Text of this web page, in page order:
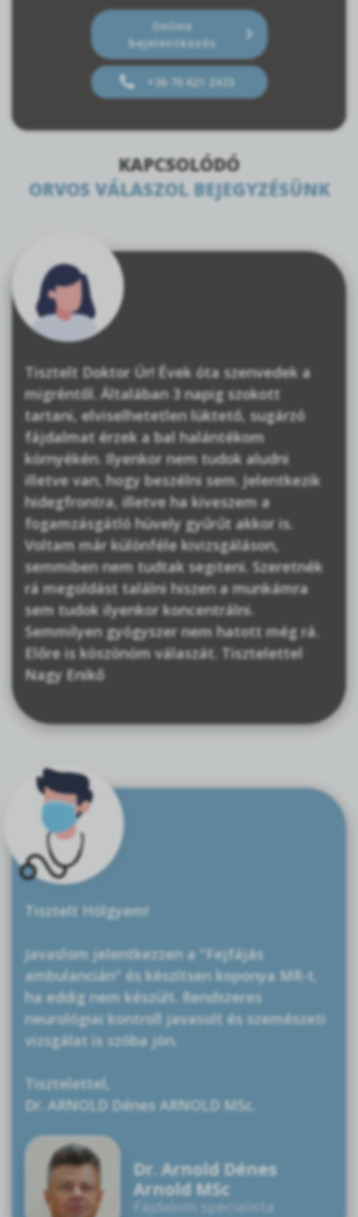
Online
bejelentkezés
+36 70 621 2433
KAPCSOLÓDÓ
ORVOS VÁLASZOL BEJEGYZÉSÜNK
Tisztelt Doktor Úr! Évek óta szenvedek a
migréntől. Általában 3 napig szokott
tartani, elviselhetetlen lüktető, sugárzó
fájdalmat érzek a bal halántékom
környékén. Ilyenkor nem tudok aludni
illetve van, hogy beszélni sem. Jelentkezik
hidegfrontra, illetve ha kiveszem a
fogamzásgátló hüvely gyűrűt akkor is.
Voltam már különféle kivizsgáláson,
semmiben nem tudtak segiteni. Szeretnék
rá megoldást találni hiszen a munkámra
sem tudok ilyenkor koncentrálni.
Semmilyen gyógyszer nem hatott még rá.
Előre is köszönöm válaszát. Tisztelettel
Nagy Enikő
Tisztelt Hölgyem!
Javaslom jelentkezzen a "Fejfájás
ambulancián" és készítsen koponya MR-t,
ha eddig nem készült. Rendszeres
neurológiai kontroll javasolt és szemészeti
vizsgálat is szóba jön.
Tisztelettel,
Dr. ARNOLD Dénes ARNOLD MSc.
Dr. Arnold Dénes
Arnold MSc
Fájdalom specialista